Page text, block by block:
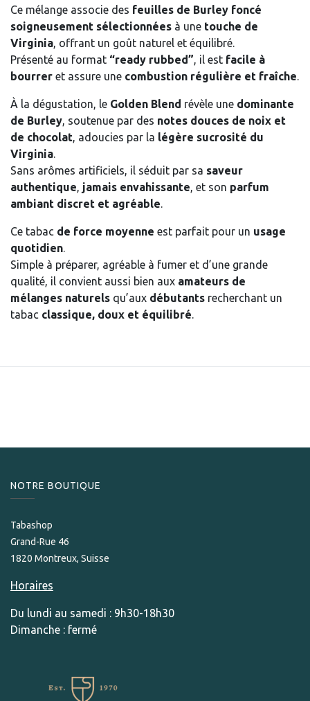
Ce mélange associe des feuilles de Burley foncé
soigneusement sélectionnées à une touche de
Virginia, offrant un goût naturel et équilibré.
Présenté au format “ready rubbed”, il est facile à
bourrer et assure une combustion régulière et fraîche.
À la dégustation, le Golden Blend révèle une dominante
de Burley, soutenue par des notes douces de noix et
de chocolat, adoucies par la légère sucrosité du
Virginia.
Sans arômes artificiels, il séduit par sa saveur
authentique, jamais envahissante, et son parfum
ambiant discret et agréable.
Ce tabac de force moyenne est parfait pour un usage
quotidien.
Simple à préparer, agréable à fumer et d’une grande
qualité, il convient aussi bien aux amateurs de
mélanges naturels qu’aux débutants recherchant un
tabac classique, doux et équilibré.
NOTRE BOUTIQUE
Tabashop
Grand-Rue 46
1820 Montreux, Suisse
Horaires
Du lundi au samedi : 9h30-18h30
Dimanche : fermé